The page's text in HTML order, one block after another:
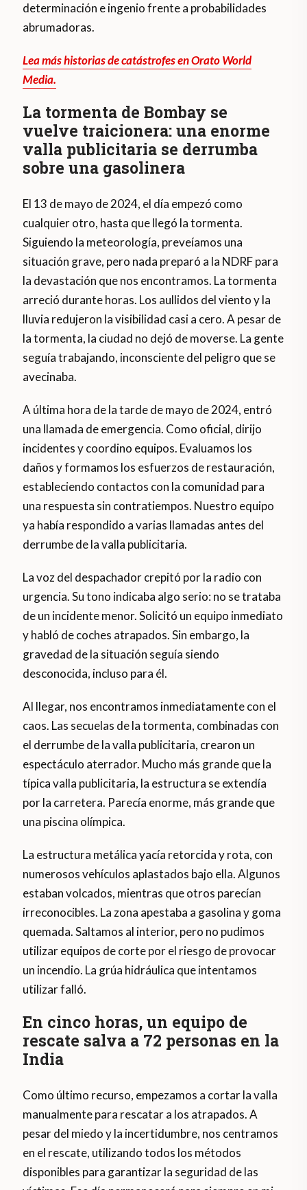
determinación e ingenio frente a probabilidades
abrumadoras.
Lea más historias de catástrofes en Orato World
Media.
La tormenta de Bombay se
vuelve traicionera: una enorme
valla publicitaria se derrumba
sobre una gasolinera
El 13 de mayo de 2024, el día empezó como
cualquier otro, hasta que llegó la tormenta.
Siguiendo la meteorología, preveíamos una
situación grave, pero nada preparó a la NDRF para
la devastación que nos encontramos. La tormenta
arreció durante horas. Los aullidos del viento y la
lluvia redujeron la visibilidad casi a cero. A pesar de
la tormenta, la ciudad no dejó de moverse. La gente
seguía trabajando, inconsciente del peligro que se
avecinaba.
A última hora de la tarde de mayo de 2024, entró
una llamada de emergencia. Como oficial, dirijo
incidentes y coordino equipos. Evaluamos los
daños y formamos los esfuerzos de restauración,
estableciendo contactos con la comunidad para
una respuesta sin contratiempos. Nuestro equipo
ya había respondido a varias llamadas antes del
derrumbe de la valla publicitaria.
La voz del despachador crepitó por la radio con
urgencia. Su tono indicaba algo serio: no se trataba
de un incidente menor. Solicitó un equipo inmediato
y habló de coches atrapados. Sin embargo, la
gravedad de la situación seguía siendo
desconocida, incluso para él.
Al llegar, nos encontramos inmediatamente con el
caos. Las secuelas de la tormenta, combinadas con
el derrumbe de la valla publicitaria, crearon un
espectáculo aterrador. Mucho más grande que la
típica valla publicitaria, la estructura se extendía
por la carretera. Parecía enorme, más grande que
una piscina olímpica.
La estructura metálica yacía retorcida y rota, con
numerosos vehículos aplastados bajo ella. Algunos
estaban volcados, mientras que otros parecían
irreconocibles. La zona apestaba a gasolina y goma
quemada. Saltamos al interior, pero no pudimos
utilizar equipos de corte por el riesgo de provocar
un incendio. La grúa hidráulica que intentamos
utilizar falló.
En cinco horas, un equipo de
rescate salva a 72 personas en la
India
Como último recurso, empezamos a cortar la valla
manualmente para rescatar a los atrapados. A
pesar del miedo y la incertidumbre, nos centramos
en el rescate, utilizando todos los métodos
disponibles para garantizar la seguridad de las